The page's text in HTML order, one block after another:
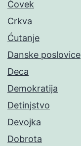
Čovek
Crkva
Ćutanje
Danske poslovice
Deca
Demokratija
Detinjstvo
Devojka
Dobrota